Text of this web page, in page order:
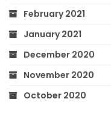
February 2021
January 2021
December 2020
November 2020
October 2020